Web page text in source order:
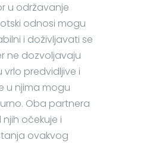
u održavanje
odnosi mogu
i doživljavati se
ne dozvoljavaju
vrlo predvidljive i
u njima mogu
Oba partnera
očekuje i
ovakvog